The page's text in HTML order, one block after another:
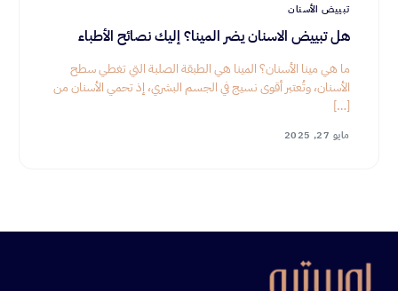
تبييض الأسنان
هل تبييض الاسنان يضر المينا؟ إليك نصائح الأطباء
ما هي مينا الأسنان؟ المينا هي الطبقة الصلبة التي تغطي سطح
الأسنان، وتُعتبر أقوى نسيج في الجسم البشري، إذ تحمي الأسنان من
[…]
مايو 27, 2025